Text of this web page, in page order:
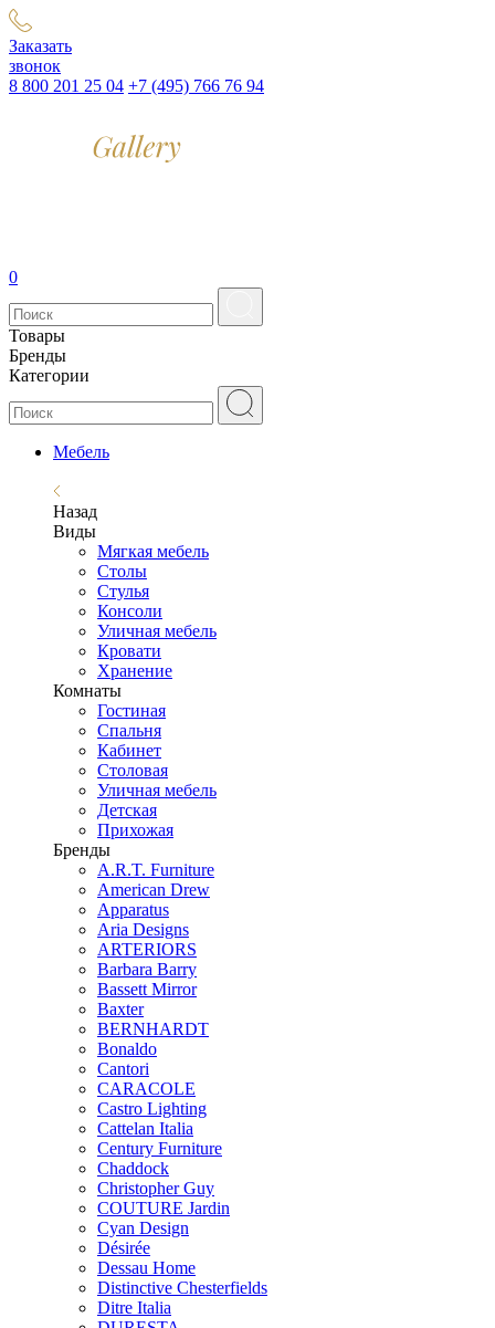
Заказать
звонок
8 800 201 25 04 +7 (495) 766 76 94
0
Товары
Бренды
Категории
Мебель
Назад
Виды
Мягкая мебель
Столы
Стулья
Консоли
Уличная мебель
Кровати
Хранение
Комнаты
Гостиная
Спальня
Кабинет
Столовая
Уличная мебель
Детская
Прихожая
Бренды
A.R.T. Furniture
American Drew
Apparatus
Aria Designs
ARTERIORS
Barbara Barry
Bassett Mirror
Baxter
BERNHARDT
Bonaldo
Cantori
CARACOLE
Castro Lighting
Cattelan Italia
Century Furniture
Chaddock
Christopher Guy
COUTURE Jardin
Cyan Design
Désirée
Dessau Home
Distinctive Chesterfields
Ditre Italia